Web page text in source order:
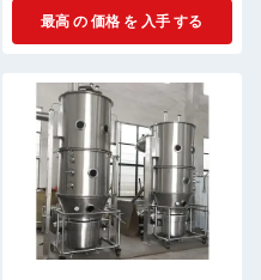
最高 の 価格 を 入手 する